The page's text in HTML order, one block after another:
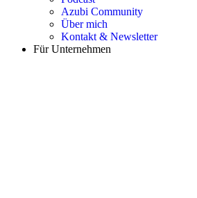
Azubi Community
Über mich
Kontakt & Newsletter
Für Unternehmen